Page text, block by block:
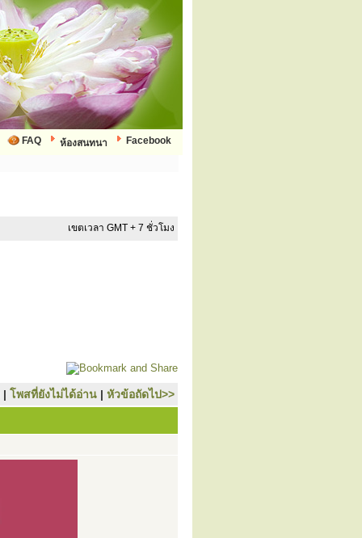
Facebook
ห้องสนทนา
FAQ
เขตเวลา GMT + 7 ชั่วโมง
| โพสที่ยังไม่ได้อ่าน | หัวข้อถัดไป>>